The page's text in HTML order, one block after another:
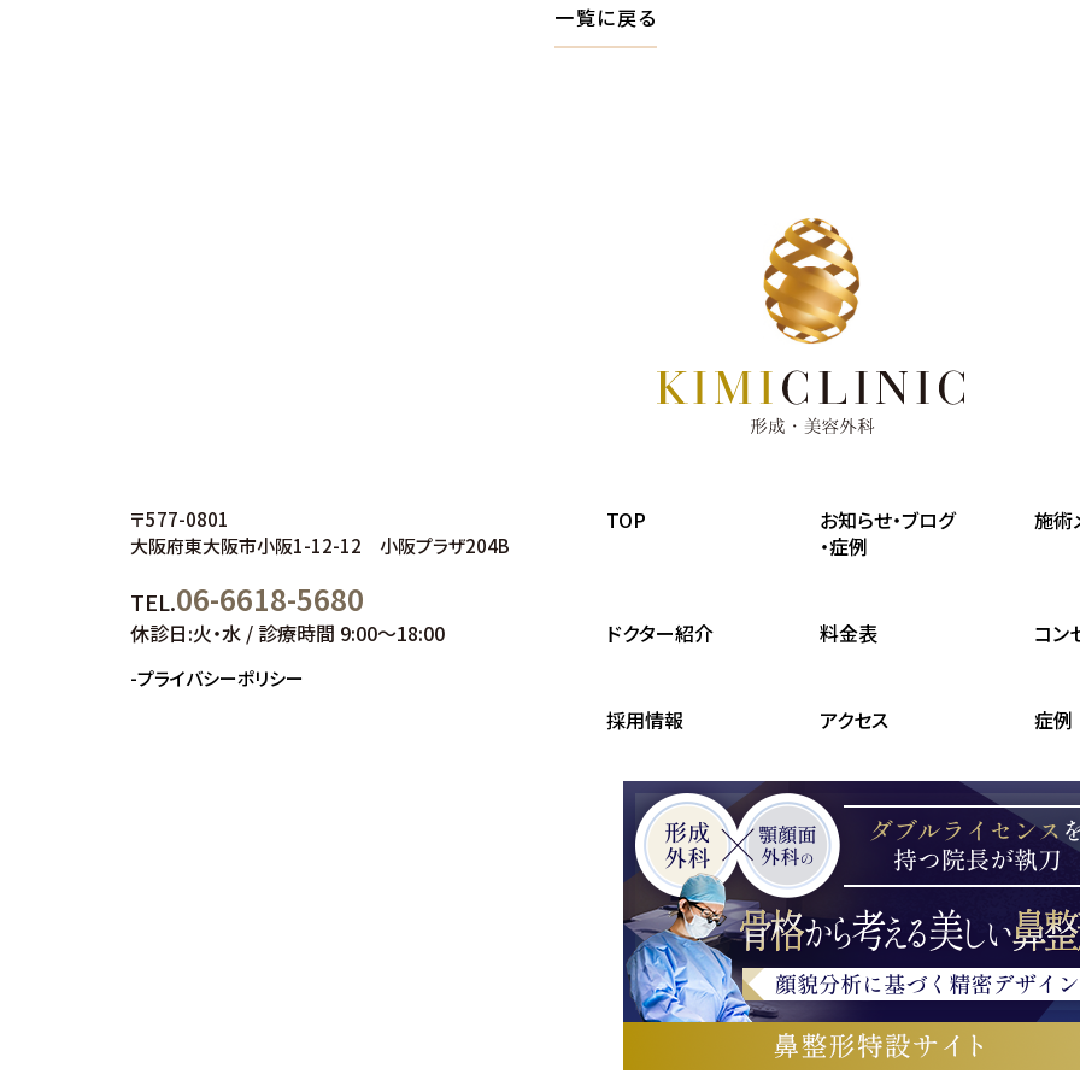
一覧に戻る
〒577-0801
大阪府東大阪市小阪1-12-12 小阪プラザ204B
TEL.06-6618-5680
休診日:火・水 / 診療時間 9:00～18:00
-プライバシーポリシー
TOP
お知らせ・ブログ
・症例
施術
ドクター紹介 料金表 コン
採用情報 アクセス 症例